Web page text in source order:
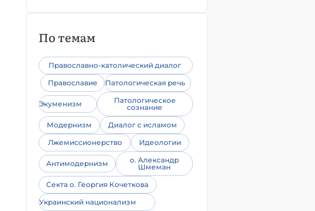
По темам
Православно-католический диалог
Православие
Патологическая речь
Экуменизм
Патологическое
сознание
Модернизм
Диалог с исламом
Лжемиссионерство
Идеологии
Антимодернизм
о. Александр
Шмеман
Секта о. Георгия Кочеткова
Украинский национализм